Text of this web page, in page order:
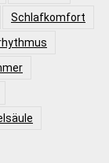
Schlafkomfort